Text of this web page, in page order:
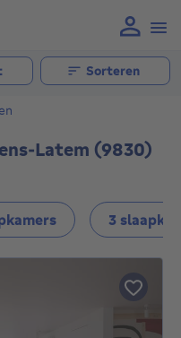
Sorteren
Latem (9830)
3